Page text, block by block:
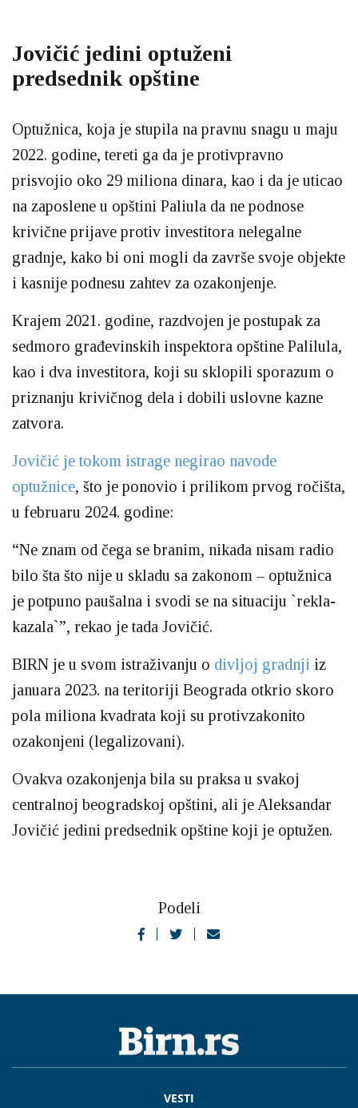
Jovičić jedini optuženi
predsednik opštine
Optužnica, koja je stupila na pravnu snagu u maju
2022. godine, tereti ga da je protivpravno
prisvojio oko 29 miliona dinara, kao i da je uticao
na zaposlene u opštini Paliula da ne podnose
krivične prijave protiv investitora nelegalne
gradnje, kako bi oni mogli da završe svoje objekte
i kasnije podnesu zahtev za ozakonjenje.
Krajem 2021. godine, razdvojen je postupak za
sedmoro građevinskih inspektora opštine Palilula,
kao i dva investitora, koji su sklopili sporazum o
priznanju krivičnog dela i dobili uslovne kazne
zatvora.
Jovičić je tokom istrage negirao navode
optužnice, što je ponovio i prilikom prvog ročišta,
u februaru 2024. godine:
“Ne znam od čega se branim, nikada nisam radio
bilo šta što nije u skladu sa zakonom – optužnica
je potpuno paušalna i svodi se na situaciju `rekla-
kazala`”, rekao je tada Jovičić.
BIRN je u svom istraživanju o divljoj gradnji iz
januara 2023. na teritoriji Beograda otkrio skoro
pola miliona kvadrata koji su protivzakonito
ozakonjeni (legalizovani).
Ovakva ozakonjenja bila su praksa u svakoj
centralnoj beogradskoj opštini, ali je Aleksandar
Jovičić jedini predsednik opštine koji je optužen.
Podeli
VESTI